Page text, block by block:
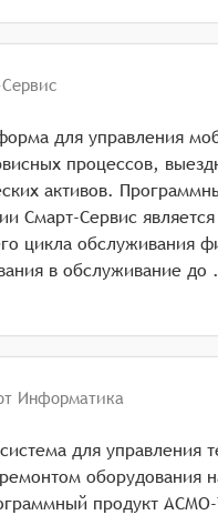
для управления
процессов,
активов.
Смарт-Сервис
цикла обслуживания
Информатика
для управления
оборудования
продукт